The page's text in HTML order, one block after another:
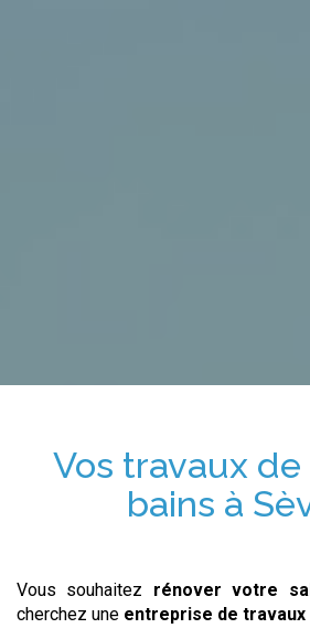
Vos travaux
bains à
Vous souhaitez rénover votre
cherchez une entreprise de travaux